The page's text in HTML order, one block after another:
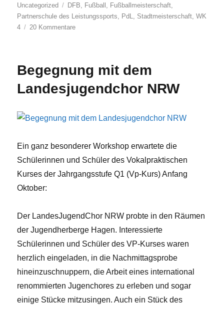
Uncategorized
Schlagwörter
DFB, Fußball , Fußballmeisterschaft,
Partnerschule des Leistungssports, PdL, Stadtmeisterschaft,WK
4
20 Kommentarezu
Stadtmeister
Fußball
Begegnung mit dem
Landesjugendchor NRW
Ein ganz besonderer Workshop erwartete die
Schülerinnen und Schüler des Vokalpraktischen
Kurses der Jahrgangsstufe Q1 (Vp-Kurs) Anfang
Oktober:
Der LandesJugendChor NRW probte in den Räumen
der Jugendherberge Hagen. Interessierte
Schülerinnen und Schüler des VP-Kurses waren
herzlich eingeladen, in die Nachmittagsprobe
hineinzuschnuppern, die Arbeit eines international
renommierten Jugenchores zu erleben und sogar
einige Stücke mitzusingen. Auch ein Stück des